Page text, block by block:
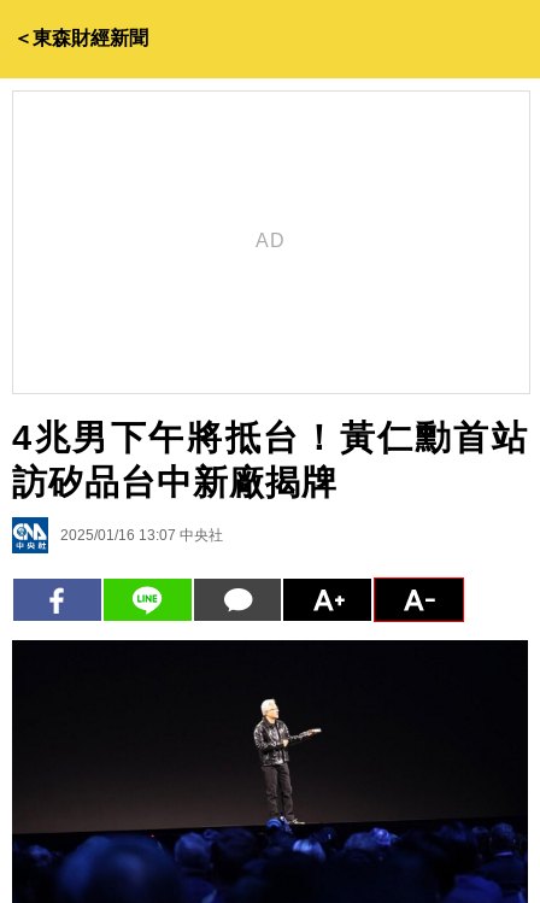
＜東森財經新聞
4兆男下午將抵台！黃仁勳首站
訪矽品台中新廠揭牌
2025/01/16 13:07 中央社